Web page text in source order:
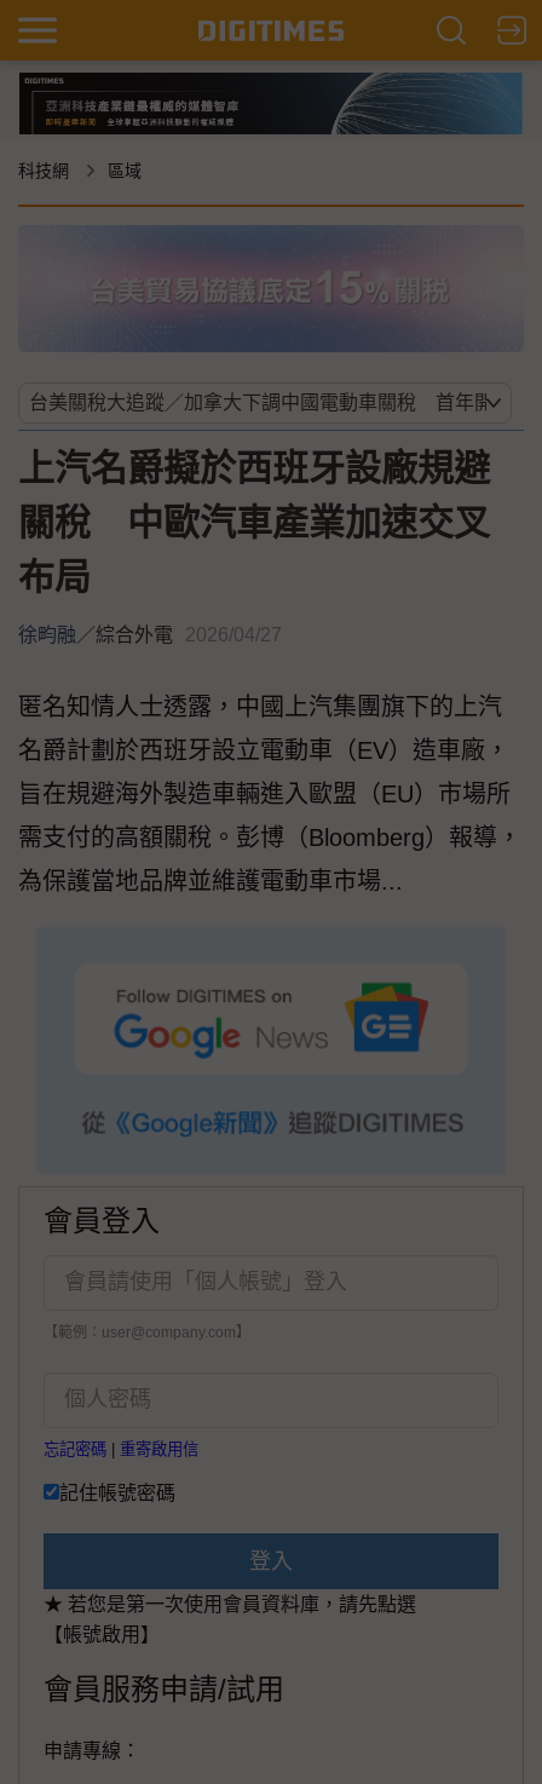
科技網 區域
上汽名爵擬於西班牙設廠規避
關稅 中歐汽車產業加速交叉
布局
徐畇融 ／綜合外電 2026/04/27
匿名知情人士透露，中國上汽集團旗下的上汽
名爵計劃於西班牙設立電動車（EV）造車廠，
旨在規避海外製造車輛進入歐盟（EU）市場所
需支付的高額關稅。彭博（Bloomberg）報導，
為保護當地品牌並維護電動車市場...
會員登入
【範例：user@company.com】
忘記密碼 重寄啟用信
記住帳號密碼
登入
★ 若您是第一次使用會員資料庫，請先點選
【帳號啟用】
會員服務申請/試用
申請專線：